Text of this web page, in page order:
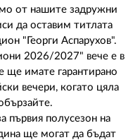
от нашите задружни
да оставим титлата
"Георги Аспарухов".
2026/2027" вече е в
ще имате гарантирано
вечери, когато цяла
първия полусезон на
ще могат да бъдат